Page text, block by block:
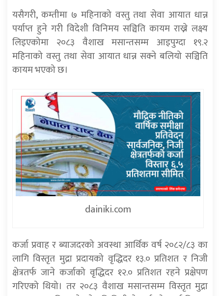
यसैगरी, कम्तीमा ७ महिनाको वस्तु तथा सेवा आयात धान्न
पर्याप्त हुने गरी विदेशी विनिमय सञ्चिति कायम राख्ने लक्ष्य
लिइएकोमा २०८३ वैशाख मसान्तसम्म आइपुग्दा १९.२
महिनाको वस्तु तथा सेवा आयात धान्न सक्ने बलियो सञ्चिति
कायम भएको छ।
dainiki.com
कर्जा प्रवाह र ब्याजदरको अवस्था आर्थिक वर्ष २०८२/८३ का
लागि विस्तृत मुद्रा प्रदायको वृद्धिदर १३.० प्रतिशत र निजी
क्षेत्रतर्फ जाने कर्जाको वृद्धिदर १२.० प्रतिशत रहने प्रक्षेपण
गरिएको थियो। तर २०८३ वैशाख मसान्तसम्म विस्तृत मुद्रा